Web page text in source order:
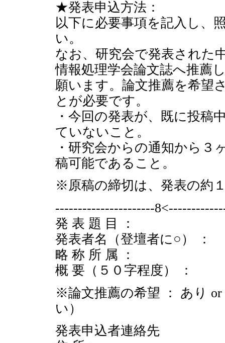
★発表申込方法：
以下に必要事項を記入し、
い。
なお、研究会で発表された
情報処理学会論文誌へ推薦
願います。論文推薦を希望
とが必要です。
・今回の発表が、既に投稿
ていないこと。
・研究会からの通知から３
稿可能であること。
※原稿の締切は、発表の約
----------------------
発 表 題 目 ：
発表者名（登壇者に○） ：
略 称 所 属 ：
概 要（５０字程度） ：
※論文推薦の希望 ： あり
い）
発表申込者連絡先